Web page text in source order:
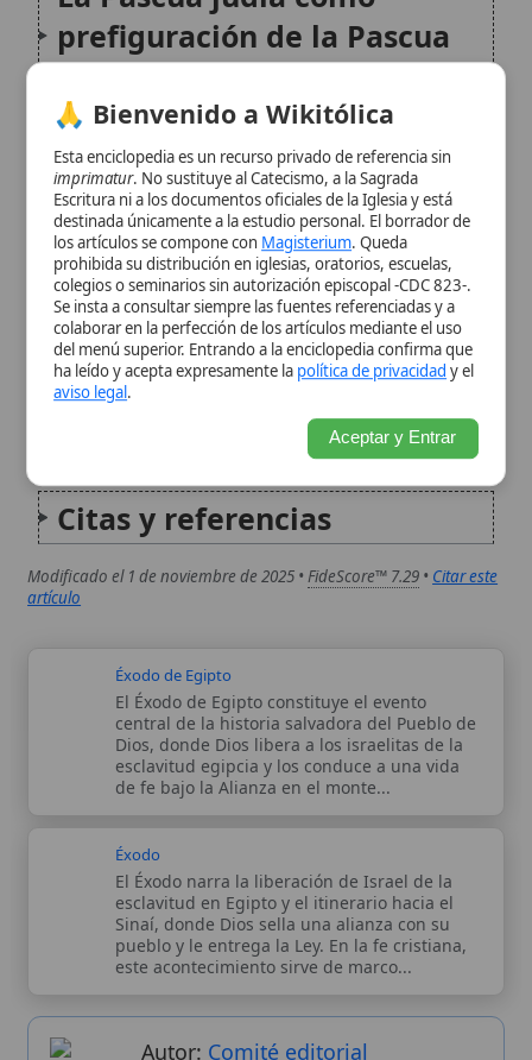
Paschadel Nuevo Pacto
La celebración litúrgica
católica
Significado teológico y
espiritual
Conclusión
Citas y referencias
Modificado el 1 de noviembre de 2025 • FideScore™ 7.29•Citar este
artículo
El Éxodo de Egipto constituye el evento
central de la historia salvadora del Pueblo de
Dios, donde Dios libera a los israelitas de la
esclavitud egipcia y los conduce a una vida
esclavitud en Egipto y el itinerario hacia el
Sinaí, donde Dios sella una alianza con su
pueblo y le entrega la Ley. En la fe cristiana,
este acontecimiento sirve de marco...
Autor:Comité editorial
editorial de Wikitólica. Las afirmaciones
del artículo están basadas y contrastadas
usando fuentes catolicas: escritos
patrísticos, de santos, artículos
teológicos, documentos históricos, actas
magisteriales y documentos oficiales de
imprimatur. No sustituye al Catecismo, a la Sagrada
Escritura ni a los documentos oficiales de la Iglesia y está
destinada únicamente a la estudio personal. El borrador de
los artículos se compone conMagisterium. Queda
colegios o seminarios sin autorización episcopal -CDC 823-.
Se insta a consultar siempre las fuentes referenciadas y a
colaborar en la perfección de los artículos mediante el uso
del menú superior. Entrando a la enciclopedia confirma que
ha leído y acepta expresamente lapolítica de privacidady el
aviso legal
Aceptar y Entrar